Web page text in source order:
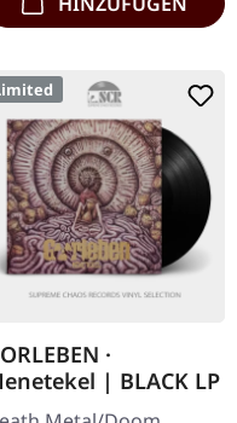
·
| BLACK LP